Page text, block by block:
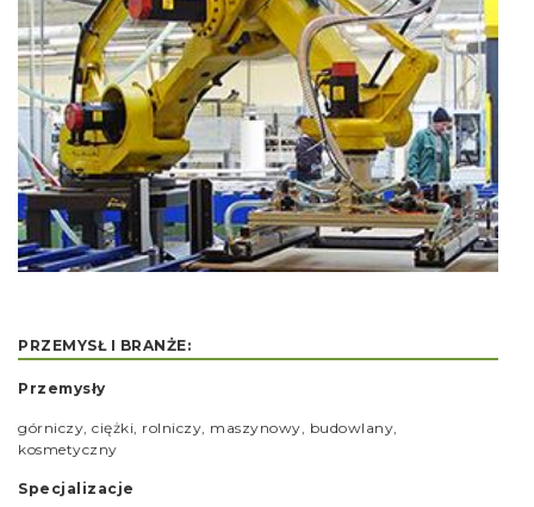
PRZEMYSŁ I BRANŻE:
Przemysły
górniczy, ciężki, rolniczy, maszynowy, budowlany,
kosmetyczny
Specjalizacje